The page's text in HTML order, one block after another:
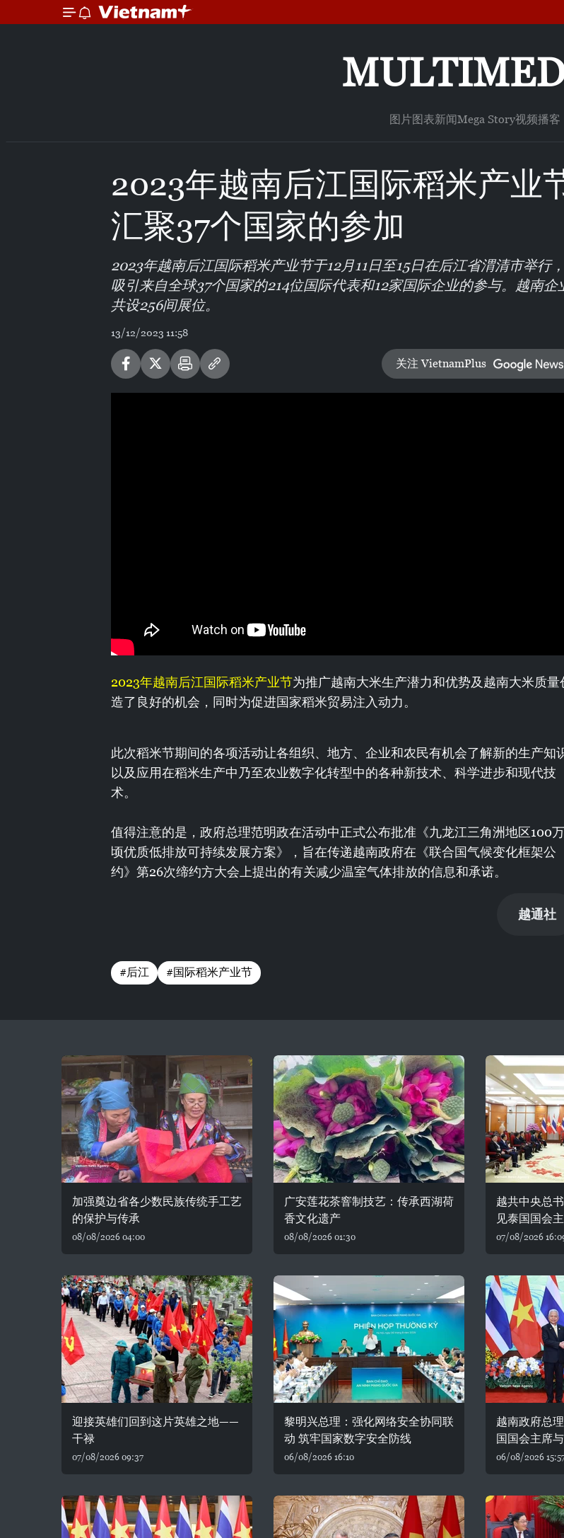
图片图表新闻Mega Story视频播客
2023年越南后江国际稻米产业
汇聚37个国家的参加
2023年越南后江国际稻米产业节于12月11日至15日在后江省渭清市举行，
吸引来自全球37个国家的214位国际代表和12家国际企业的参与。越南企
共设256间展位。
13/12/2023 11:58
关注 VietnamPlus
2023年越南后江国际稻米产业节为推广越南大米生产潜力和优势及越南大米质量
造了良好的机会，同时为促进国家稻米贸易注入动力。
此次稻米节期间的各项活动让各组织、地方、企业和农民有机会了解新的生产知
以及应用在稻米生产中乃至农业数字化转型中的各种新技术、科学进步和现代技
术。
值得注意的是，政府总理范明政在活动中正式公布批准《九龙江三角洲地区100
顷优质低排放可持续发展方案》，旨在传递越南政府在《联合国气候变化框架公
约》第26次缔约方大会上提出的有关减少温室气体排放的信息和承诺。
越通社
#后江 #国际稻米产业节
加强奠边省各少数民族传统手工艺
的保护与传承
08/08/2026 04:00
广安莲花茶窨制技艺：传承西湖荷
香文化遗产
08/08/2026 01:30
越共中央总
见泰国国会
07/08/2026
迎接英雄们回到这片英雄之地——
干禄
07/08/2026 09:37
黎明兴总理：强化网络安全协同联
动 筑牢国家数字安全防线
06/08/2026 16:10
越南政府总
国国会主席
06/08/2026